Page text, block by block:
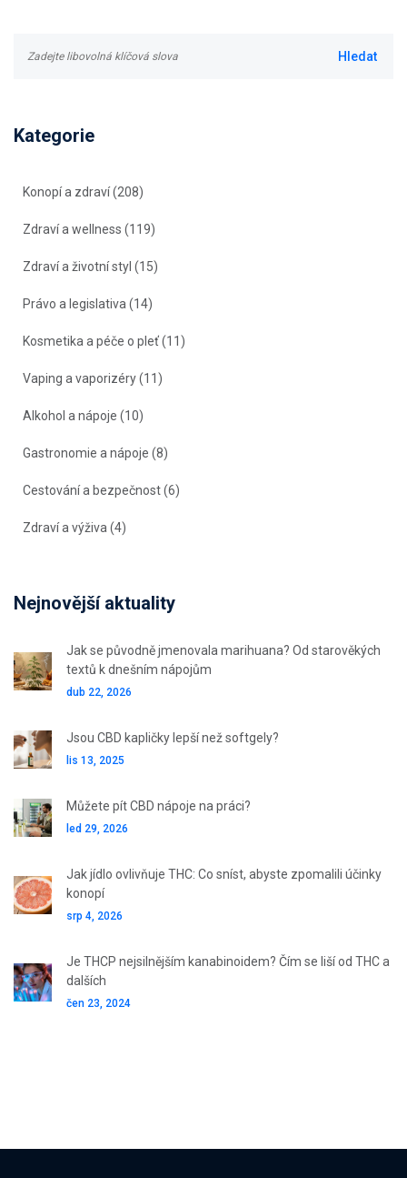
Kategorie
Konopí a zdraví(208)
Zdraví a wellness (119)
Zdraví a životní styl (15)
Právo a legislativa(14)
Kosmetika a péče o pleť(11)
Vaping a vaporizéry(11)
Alkohol a nápoje (10)
Gastronomie a nápoje (8)
Cestování a bezpečnost(6)
Zdraví a výživa(4)
Nejnovější aktuality
Jak se původně jmenovala marihuana? Od starověkých
textů k dnešním nápojům
dub 22, 2026
Jsou CBD kapličky lepší než softgely?
lis 13, 2025
Můžete pít CBD nápoje na práci?
led 29, 2026
Jak jídlo ovlivňuje THC: Co sníst, abyste zpomalili účinky
konopí
srp 4, 2026
Je THCP nejsilnějším kanabinoidem? Čím se liší od THC a
dalších
čen 23, 2024